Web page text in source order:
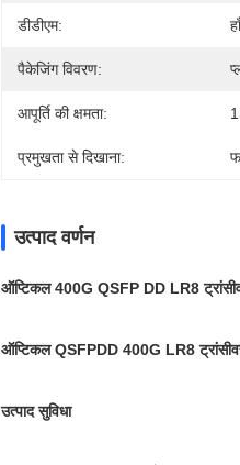
डीडीएम: हाँ
पैकेजिंग विवरण:
आपूर्ति की क्षमता:
प्रमुखता से दिखाना:
उत्पाद वर्णन
ऑप्टिकल 400G QSFP DD LR8
ऑप्टिकल QSFPDD 400G LR8
उत्पाद सुविधा